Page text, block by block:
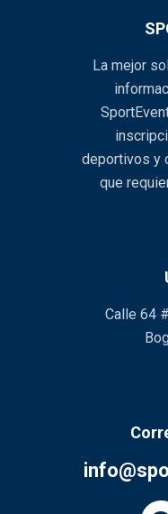
La mejor
deportivos y
que
Calle 64